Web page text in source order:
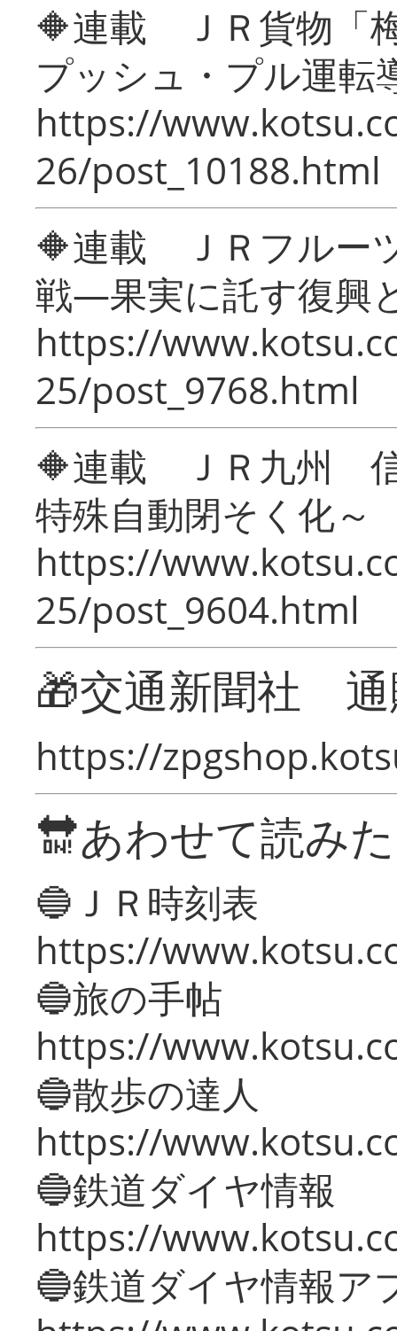
🔶連載 ＪＲ貨物「
プッシュ・プル運転
https://
26/post_10188.html
🔶連載 ＪＲフルー
戦―果実に託す復興
https://
25/post_9768.html
🔶連載 ＪＲ九州 信
特殊自動閉そく化～
https://
25/post_9604.html
🎁交通新聞社
https://
🔛あわせて読み
🔵ＪＲ時刻表
https://
🔵旅の手帖
https://
🔵散歩の達人
https://
🔵鉄道ダイヤ情報
https://
🔵鉄道ダイヤ情報ア